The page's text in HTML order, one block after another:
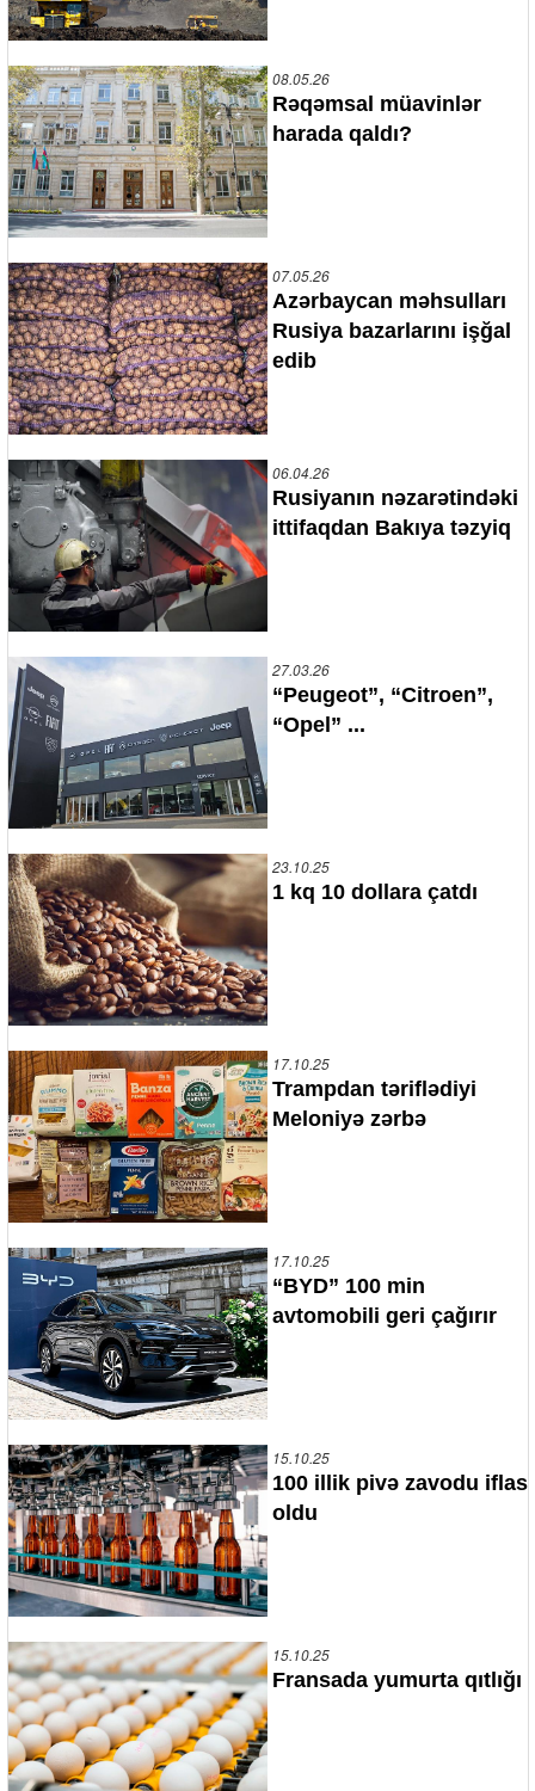
08.05.26
Rəqəmsal müavinlər
harada qaldı?
07.05.26
Azərbaycan məhsulları
Rusiya bazarlarını işğal
edib
06.04.26
Rusiyanın nəzarətindəki
ittifaqdan Bakıya təzyiq
27.03.26
“Peugeot”, “Citroen”,
“Opel” ...
23.10.25
1 kq 10 dollara çatdı
17.10.25
Trampdan təriflədiyi
Meloniyə zərbə
17.10.25
“BYD” 100 min
avtomobili geri çağırır
15.10.25
100 illik pivə zavodu iflas
oldu
15.10.25
Fransada yumurta qıtlığı